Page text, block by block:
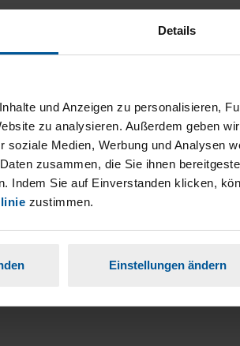
Details
und Anzeigen zu personalisieren,
zu analysieren. Außerdem geben
soziale Medien, Werbung und Analysen
zusammen, die Sie ihnen
Indem Sie auf Einverstanden klicken,
zustimmen.
Einstellungen ändern
Arbeitnehmer, Beamte, Auszubildende,
(StBerG). Auch bei
der geeignete Dienstleister für Sie.
Tätigkeit und umsatzsteuerpflichtigen